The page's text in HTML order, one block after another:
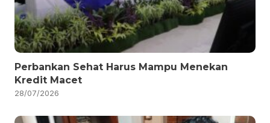
Perbankan Sehat Harus Mampu Menekan
Kredit Macet
28/07/2026